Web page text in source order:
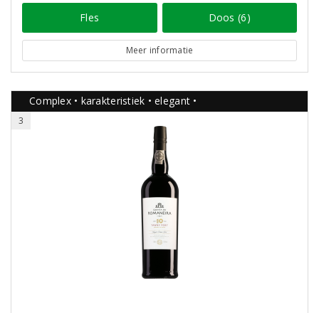
Fles Doos (6)
Meer informatie
Complex • karakteristiek • elegant •
3